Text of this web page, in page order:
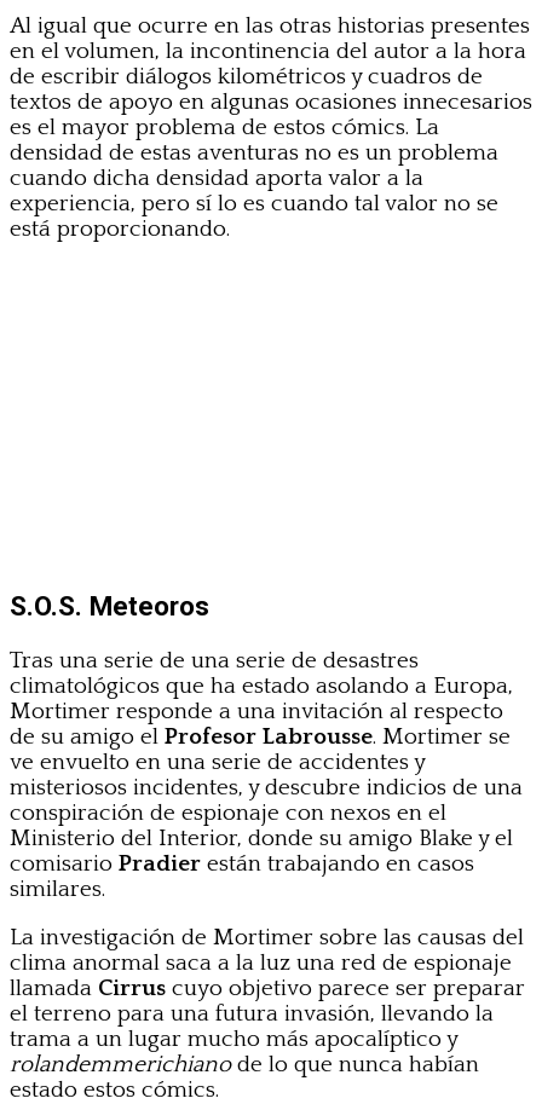
Al igual que ocurre en las otras historias presentes
en el volumen, la incontinencia del autor a la hora
de escribir diálogos kilométricos y cuadros de
textos de apoyo en algunas ocasiones innecesarios
es el mayor problema de estos cómics. La
densidad de estas aventuras no es un problema
cuando dicha densidad aporta valor a la
experiencia, pero sí lo es cuando tal valor no se
está proporcionando.
S.O.S. Meteoros
Tras una serie de una serie de desastres
climatológicos que ha estado asolando a Europa,
Mortimer responde a una invitación al respecto
de su amigo el Profesor Labrousse. Mortimer se
ve envuelto en una serie de accidentes y
misteriosos incidentes, y descubre indicios de una
conspiración de espionaje con nexos en el
Ministerio del Interior, donde su amigo Blake y el
comisario Pradier están trabajando en casos
similares.
La investigación de Mortimer sobre las causas del
clima anormal saca a la luz una red de espionaje
llamada Cirrus cuyo objetivo parece ser preparar
el terreno para una futura invasión, llevando la
trama a un lugar mucho más apocalíptico y
rolandemmerichianode lo que nunca habían
estado estos cómics.